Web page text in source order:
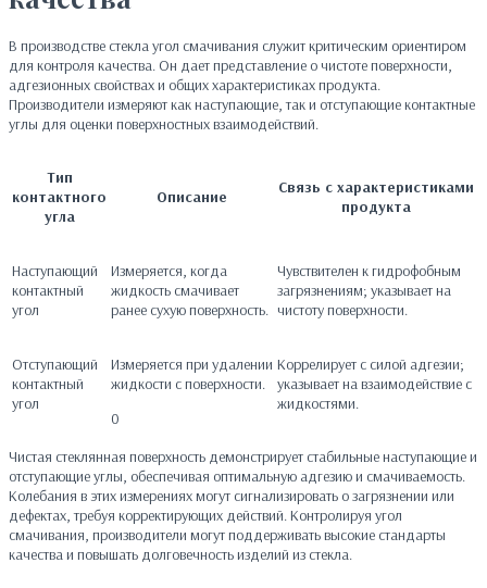
В производстве стекла угол смачивания служит критическим ориентиром
для контроля качества. Он дает представление о чистоте поверхности,
адгезионных свойствах и общих характеристиках продукта.
Производители измеряют как наступающие, так и отступающие контактные
углы для оценки поверхностных взаимодействий.
Тип
контактного
угла
Описание
Связь с характеристиками
продукта
Наступающий
контактный
угол
Измеряется, когда
жидкость смачивает
ранее сухую поверхность.
Чувствителен к гидрофобным
загрязнениям; указывает на
чистоту поверхности.
Отступающий
контактный
угол
Измеряется при удалении
жидкости с поверхности.
0
Коррелирует с силой адгезии;
указывает на взаимодействие с
жидкостями.
Чистая стеклянная поверхность демонстрирует стабильные наступающие и
отступающие углы, обеспечивая оптимальную адгезию и смачиваемость.
Колебания в этих измерениях могут сигнализировать о загрязнении или
дефектах, требуя корректирующих действий. Контролируя угол
смачивания, производители могут поддерживать высокие стандарты
качества и повышать долговечность изделий из стекла.